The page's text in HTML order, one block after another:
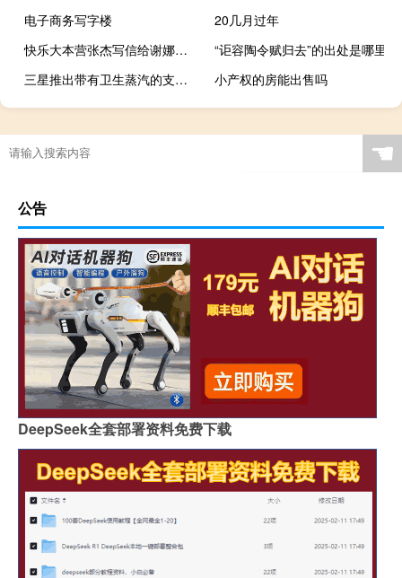
电子商务写字楼
20几月过年
快乐大本营张杰写信给谢娜（快乐大本营张杰每一期）
“讵容陶令赋归去”的出处是哪里
三星推出带有卫生蒸汽的支持人工智能的洗衣机系列
小产权的房能出售吗
☚
公告
DeepSeek全套部署资料免费下载